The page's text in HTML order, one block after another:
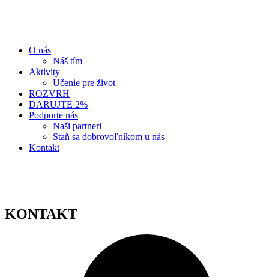
O nás
Náš tím
Aktivity
Učenie pre život
ROZVRH
DARUJTE 2%
Podporte nás
Naši partneri
Staň sa dobrovoľníkom u nás
Kontakt
KONTAKT